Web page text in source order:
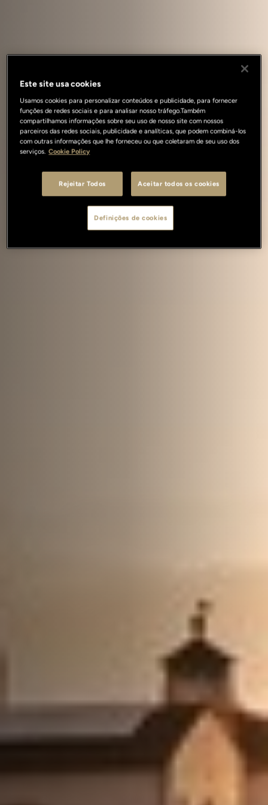
Este site usa cookies
Usamos cookies para personalizar conteúdos e publicidade, para fornecer
funções de redes sociais e para analisar nosso tráfego.Também
compartilhamos informações sobre seu uso de nosso site com nossos
parceiros das redes sociais, publicidade e analíticas, que podem combiná-los
com outras informações que lhe forneceu ou que coletaram de seu uso dos
serviços. Cookie Policy
Rejeitar Todos Aceitar todos os cookies
Definições de cookies